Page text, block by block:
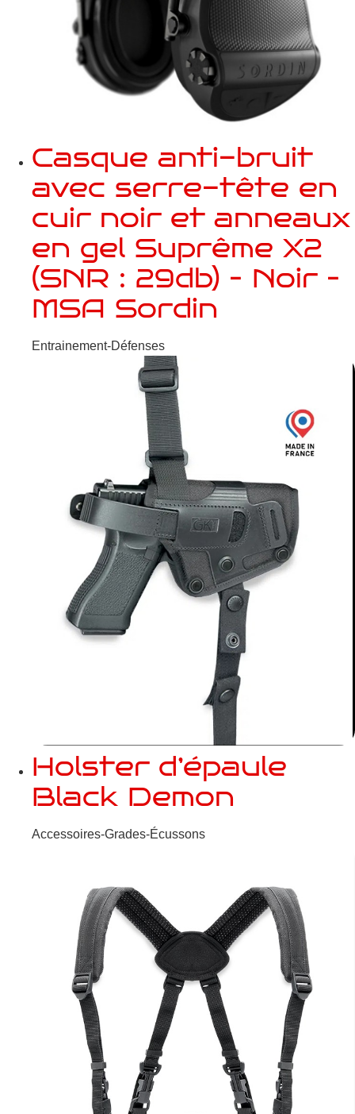
Casque anti-bruit
avec serre-tête en
cuir noir et anneaux
en gel Suprême X2
(SNR : 29db) – Noir –
MSA Sordin
Entrainement-Défenses
Holster d’épaule
Black Demon
Accessoires-Grades-Écussons